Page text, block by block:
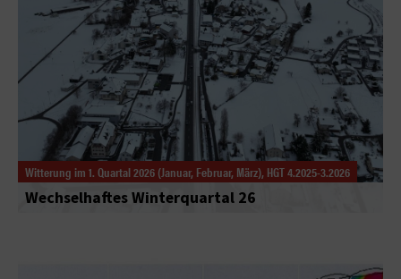
Witterung im 1. Quartal 2026 (Januar, Februar, März), HGT 4.2025-3.2026
Wechselhaftes Winterquartal 26